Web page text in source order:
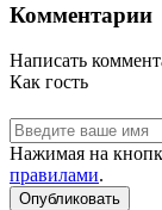
Комментарии
Написать
Как гость
Нажимая на
правилами.